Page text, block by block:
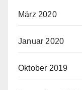
März 2020
Januar 2020
Oktober 2019